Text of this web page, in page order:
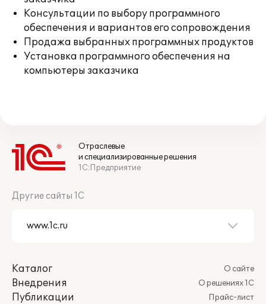
Консультации по выбору программного
обеспечения и вариантов его сопровождения
Продажа выбранных программных продуктов
Установка программного обеспечения на
компьютеры заказчика
Отраслевые
и специализированные решения
1С:Предприятие
Другие сайты 1С
Каталог
Внедрения
Публикации
О сайте
О решениях 1С
Прайс-лист